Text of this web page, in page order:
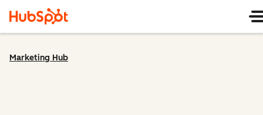
Marketing Hub